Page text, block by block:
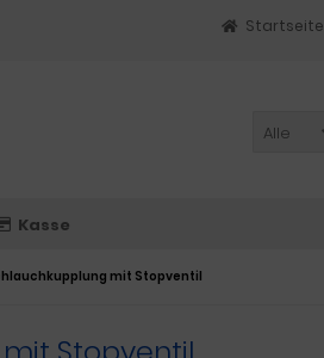
Startseite
Alle
Kasse
mit Stopventil